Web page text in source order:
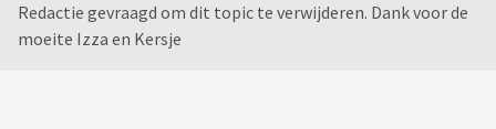
Redactie gevraagd om dit topic te verwijderen. Dank voor de
moeite Izza en Kersje